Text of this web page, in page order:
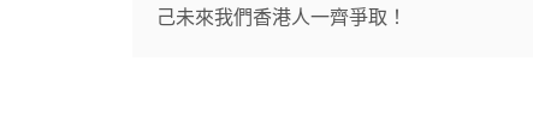
己未來我們香港人一齊爭取！